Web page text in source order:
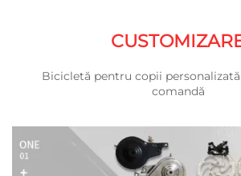
Bicicletă pentru copii
comandă